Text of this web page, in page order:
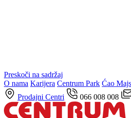
Preskoči na sadržaj
O nama Karijera Centrum Park Ćao
Prodajni Centri
066 008 008